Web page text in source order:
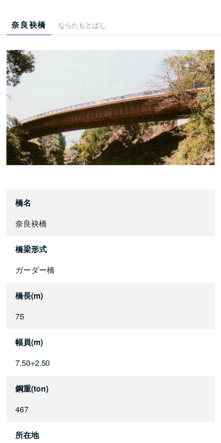
奈良袂橋 ならたもとばし
橋名
奈良袂橋
橋梁形式
ガーダー橋
橋長(m)
75
幅員(m)
7.50+2.50
鋼重(ton)
467
所在地